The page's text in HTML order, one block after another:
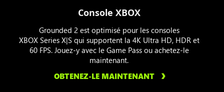
Console XBOX
Grounded 2 est optimisé pour les consoles
XBOX Series X|S qui supportent la 4K Ultra HD, HDR et
60 FPS. Jouez-y avec le Game Pass ou achetez-le
maintenant.
OBTENEZ-LE MAINTENANT